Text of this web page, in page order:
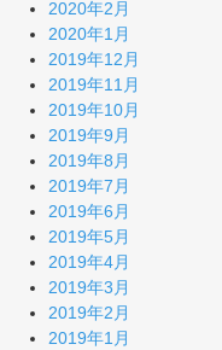
2020年2月
2020年1月
2019年12月
2019年11月
2019年10月
2019年9月
2019年8月
2019年7月
2019年6月
2019年5月
2019年4月
2019年3月
2019年2月
2019年1月